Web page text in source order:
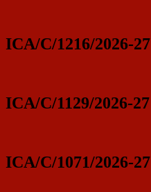
ICA/C/1216/2026-27
ICA/C/1129/2026-27
ICA/C/1071/2026-27